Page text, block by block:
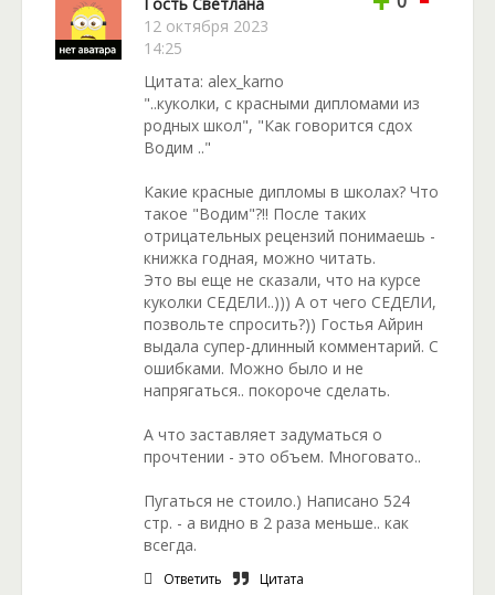
12 октября 2023
14:25
Цитата: alex_karno
"..куколки, с красными дипломами из
родных школ", "Как говорится сдох
Водим .."
Какие красные дипломы в школах? Что
такое "Водим"?!! После таких
отрицательных рецензий понимаешь -
книжка годная, можно читать.
Это вы еще не сказали, что на курсе
куколки СЕДЕЛИ..))) А от чего СЕДЕЛИ,
позвольте спросить?)) Гостья Айрин
выдала супер-длинный комментарий. С
ошибками. Можно было и не
напрягаться.. покороче сделать.
А что заставляет задуматься о
прочтении - это объем. Многовато..
Пугаться не стоило.) Написано 524
стр. - а видно в 2 раза меньше.. как
всегда.
Ответить Цитата